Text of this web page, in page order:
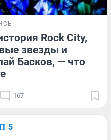
Rock City,
звезды и
Басков, — что
167
5